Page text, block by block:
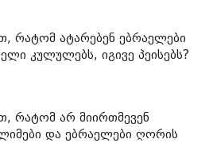
რატომ ატარებენ ებრაელები
კულულებს, იგივე პეისებს?
რატომ არ მიირთმევენ
და ებრაელები ღორის